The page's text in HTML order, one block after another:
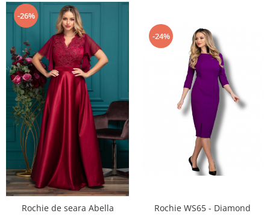
-26%
Rochie de seara Abella
-24%
Rochie WS65 - Diamond